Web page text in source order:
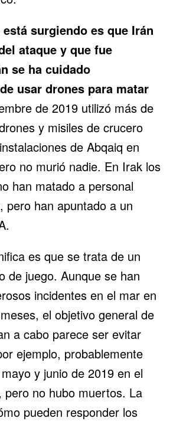
surgiendo es que Irán
ataque y que fue
se ha cuidado
usar drones para matar
de 2019 utilizó más de
y misiles de crucero
de Abqaiq en
no murió nadie. En Irak los
han matado a personal
pero han apuntado a un
es que se trata de un
de juego. Aunque se han
incidentes en el mar en
el objetivo general de
a cabo parece ser evitar
ejemplo, probablemente
y junio de 2019 en el
pero no hubo muertos. La
pueden responder los